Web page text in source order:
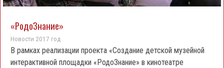
«РодоЗнание»
Новости 2017 год
В рамках реализации проекта «Создание детской музейной
интерактивной площадки «РодоЗнание» в кинотеатре